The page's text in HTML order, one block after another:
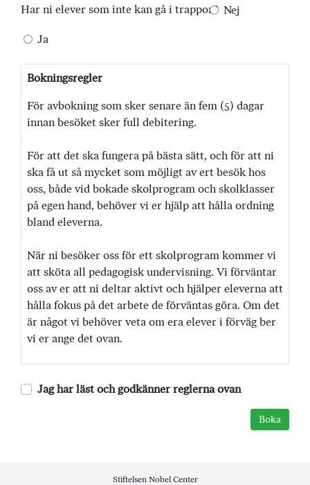
Har ni elever som inte kan gå i trappor? Nej
Ja
Bokningsregler
För avbokning som sker senare än fem (5) dagar
innan besöket sker full debitering.
För att det ska fungera på bästa sätt, och för att ni
ska få ut så mycket som möjligt av ert besök hos
oss, både vid bokade skolprogram och skolklasser
på egen hand, behöver vi er hjälp att hålla ordning
bland eleverna.
När ni besöker oss för ett skolprogram kommer vi
att sköta all pedagogisk undervisning. Vi förväntar
oss av er att ni deltar aktivt och hjälper eleverna att
hålla fokus på det arbete de förväntas göra. Om det
är något vi behöver veta om era elever i förväg ber
vi er ange det ovan.
Jag har läst och godkänner reglerna ovan
Stiftelsen Nobel Center